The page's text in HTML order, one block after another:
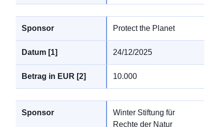
Protect the Planet
24/12/2025
10.000
Winter Stiftung für
Rechte der Natur